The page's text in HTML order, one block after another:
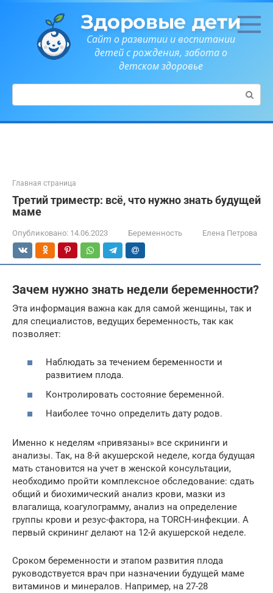
Здоровые дети
Сайт о развитии и воспитании
детей с рождения, забота о
детском здоровье
Поиск:
Главная страница
Третий триместр: всё, что нужно знать будущей
маме
Опубликовано: 14.06.2023 Беременность Елена Петрова
Зачем нужно знать недели беременности?
Эта информация важна как для самой женщины, так и
для специалистов, ведущих беременность, так как
позволяет:
Наблюдать за течением беременности и
развитием плода.
Контролировать состояние беременной.
Наиболее точно определить дату родов.
Именно к неделям «привязаны» все скрининги и
анализы. Так, на 8-й акушерской неделе, когда будущая
мать становится на учет в женской консультации,
необходимо пройти комплексное обследование: сдать
общий и биохимический анализ крови, мазки из
влагалища, коагулограмму, анализ на определение
группы крови и резус-фактора, на TORCH-инфекции. А
первый скрининг делают на 12-й акушерской неделе.
Сроком беременности и этапом развития плода
руководствуется врач при назначении будущей маме
витаминов и минералов. Например, на 27-28